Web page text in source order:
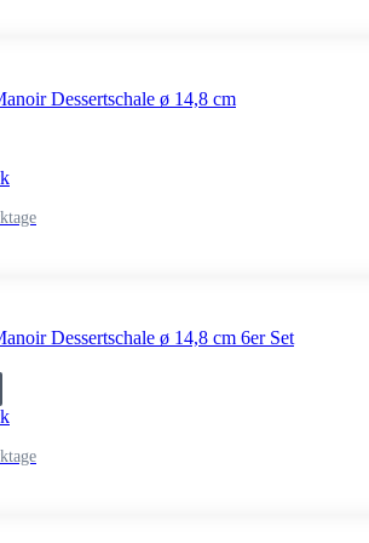
Dessertschale ø 14,8 cm
Dessertschale ø 14,8 cm 6er Set